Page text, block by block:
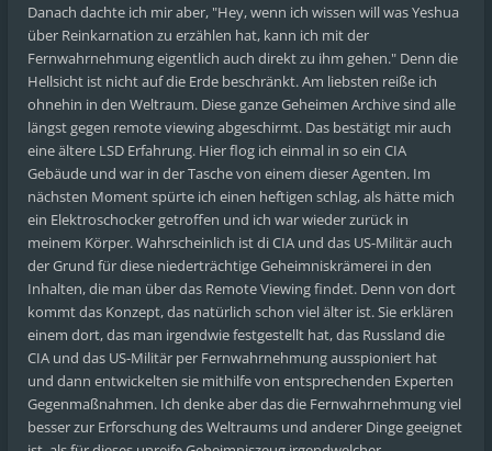
Danach dachte ich mir aber, "Hey, wenn ich wissen will was Yeshua
über Reinkarnation zu erzählen hat, kann ich mit der
Fernwahrnehmung eigentlich auch direkt zu ihm gehen." Denn die
Hellsicht ist nicht auf die Erde beschränkt. Am liebsten reiße ich
ohnehin in den Weltraum. Diese ganze Geheimen Archive sind alle
längst gegen remote viewing abgeschirmt. Das bestätigt mir auch
eine ältere LSD Erfahrung. Hier flog ich einmal in so ein CIA
Gebäude und war in der Tasche von einem dieser Agenten. Im
nächsten Moment spürte ich einen heftigen schlag, als hätte mich
ein Elektroschocker getroffen und ich war wieder zurück in
meinem Körper. Wahrscheinlich ist di CIA und das US-Militär auch
der Grund für diese niederträchtige Geheimniskrämerei in den
Inhalten, die man über das Remote Viewing findet. Denn von dort
kommt das Konzept, das natürlich schon viel älter ist. Sie erklären
einem dort, das man irgendwie festgestellt hat, das Russland die
CIA und das US-Militär per Fernwahrnehmung ausspioniert hat
und dann entwickelten sie mithilfe von entsprechenden Experten
Gegenmaßnahmen. Ich denke aber das die Fernwahrnehmung viel
besser zur Erforschung des Weltraums und anderer Dinge geeignet